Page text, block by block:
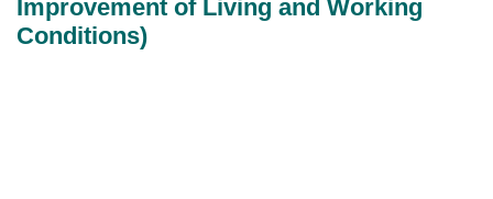
Improvement of Living and Working
Conditions)